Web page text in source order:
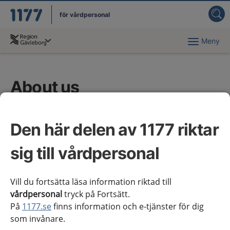
Den här delen av 1177 riktar
sig till vårdpersonal
Vill du fortsätta läsa information riktad till
vårdpersonaltryck på Fortsätt.
På 1177.sefinns information och e-tjänster för dig
som invånare.
för vårdpersonal
Du har valt region Meny
About us
national system for knowledge-driven management in
Swedish healthcare. The website presents
information and knowledge support aimed at
healthcare professionals.
The purpose of 1177 for Healthcare Professionals is
to contribute to good and equitable care throughout
the country by offering the best available knowledge
in each individual healthcare meeting. The website is